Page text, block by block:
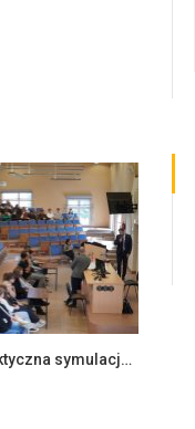
„Meandry prawa” – praktyczna symulacja rozprawy sądowej